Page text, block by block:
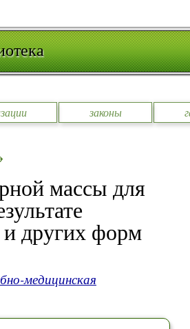
законы
массы для
и других форм
медицинская